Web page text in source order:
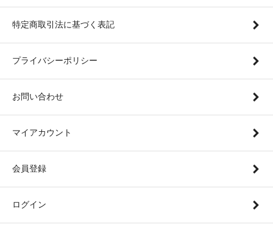
特定商取引法に基づく表記
プライバシーポリシー
お問い合わせ
マイアカウント
会員登録
ログイン